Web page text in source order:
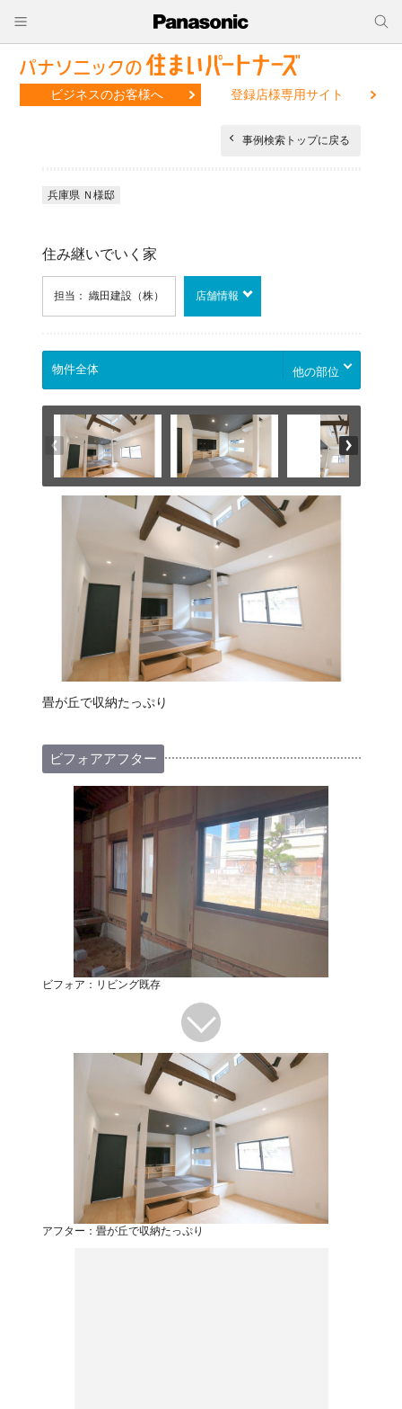
ビジネスのお客様へ 登録店様専用サイト
事例検索トップに戻る
兵庫県 Ｎ様邸
住み継いでいく家
担当： 織田建設（株） 店舗情報
他の部位
畳が丘で収納たっぷり
ビフォアアフター
ビフォア：リビング既存
アフター：畳が丘で収納たっぷり